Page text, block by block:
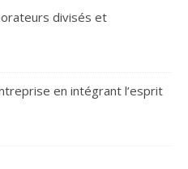
divisés et
en intégrant l’esprit